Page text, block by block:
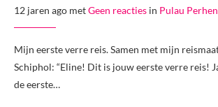
12 jaren ago metGeen reacties in Pulau
Mijn eerste verre reis. Samen met mijn
Schiphol: “Eline! Dit is jouw eerste verre reis!
de eerste…